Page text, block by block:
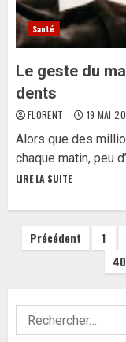
Santé
Le geste du
dents
FLORENT 19 MAI
Alors que des
chaque matin, peu
LIRE LA SUITE
Pagination
publications
Précédent 1
40
Rechercher :